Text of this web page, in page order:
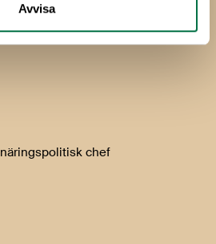
Avvisa
chef